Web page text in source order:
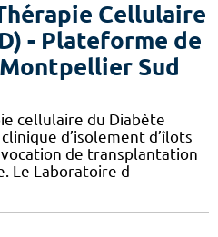
Cellulaire
- Plateforme de
Sud
cellulaire du Diabète
d’isolement d’îlots
de transplantation
Le Laboratoire d